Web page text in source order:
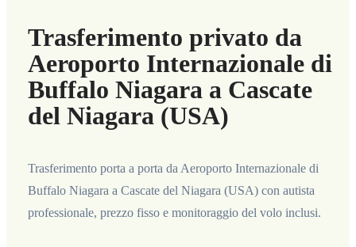
Trasferimento privato da
Aeroporto Internazionale di
Buffalo Niagara a Cascate
del Niagara (USA)
Trasferimento porta a porta da Aeroporto Internazionale di
Buffalo Niagara a Cascate del Niagara (USA) con autista
professionale, prezzo fisso e monitoraggio del volo inclusi.